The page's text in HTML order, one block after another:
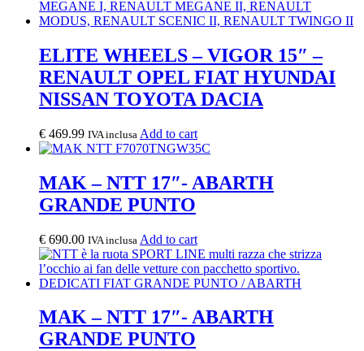
ELITE WHEELS – VIGOR 15″ –
RENAULT OPEL FIAT HYUNDAI
NISSAN TOYOTA DACIA
€ 469.99 IVA inclusa Add to cart
MAK – NTT 17″- ABARTH
GRANDE PUNTO
€ 690.00 IVA inclusa Add to cart
MAK – NTT 17″- ABARTH
GRANDE PUNTO